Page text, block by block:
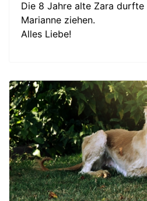
Die 8 Jahre alte Zara durfte
Marianne ziehen.
Alles Liebe!